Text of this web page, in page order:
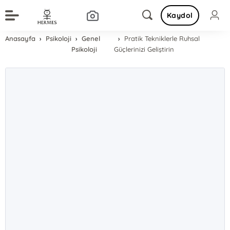
Kaydol
Anasayfa Psikoloji
Genel
Psikoloji
Pratik Tekniklerle Ruhsal
Güçlerinizi Geliştirin